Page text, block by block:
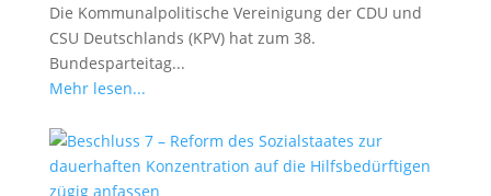
Die Kommunalpolitische Vereinigung der CDU und
CSU Deutschlands (KPV) hat zum 38.
Bundesparteitag...
Mehr lesen...